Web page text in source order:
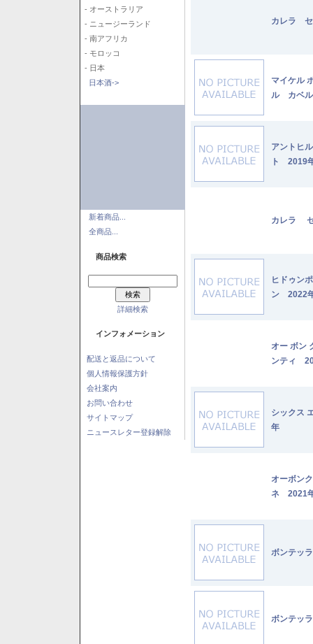
- オーストラリア
- ニュージーランド
- 南アフリカ
- モロッコ
- 日本
日本酒->
新着商品...
全商品...
商品検索
詳細検索
インフォメーション
配送と返品について
個人情報保護方針
会社案内
お問い合わせ
サイトマップ
ニュースレター登録解除
カレラ
マイケル
ル カベ
アントヒ
ト 2019
カレラ
ヒドゥン
ン 2022
オー ボン
ンティ
シックス
年
オーボン
ネ 2021
ボンテッ
ボンテッ